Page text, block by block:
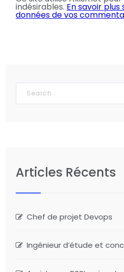
indésirables. En savoir
données de vos
Articles Récents
Chef de projet Devops
Ingénieur d’étude et